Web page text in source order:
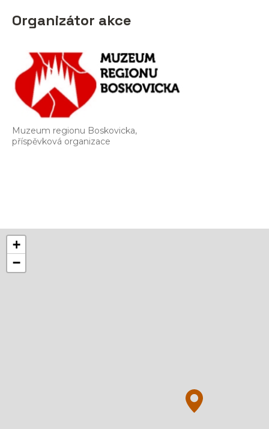
Organizátor akce
Muzeum regionu Boskovicka,
příspěvková organizace
+
−